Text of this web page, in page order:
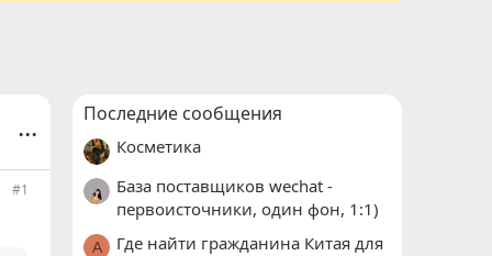
...
#1
Последние сообщения
Косметика
База поставщиков wechat -
первоисточники, один фон, 1:1)
A
Где найти гражданина Китая для